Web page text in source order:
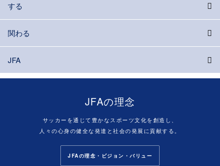
する
関わる
JFA
JFAの理念
サッカーを通じて豊かなスポーツ文化を創造し、
人々の心身の健全な発達と社会の発展に貢献する。
JFAの理念・ビジョン・バリュー